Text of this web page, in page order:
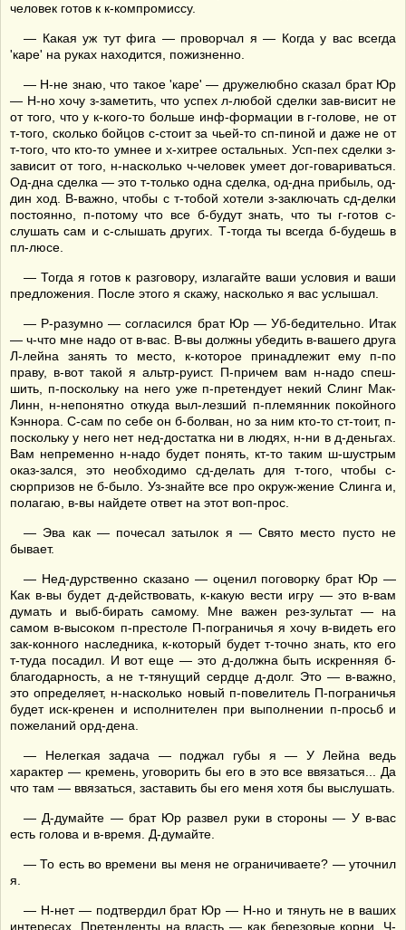
человек готов к к-компромиссу.
— Какая уж тут фига — проворчал я — Когда у вас всегда
'каре' на руках находится, пожизненно.
— Н-не знаю, что такое 'каре' — дружелюбно сказал брат Юр
— Н-но хочу з-заметить, что успех л-любой сделки зав-висит не
от того, что у к-кого-то больше инф-формации в г-голове, не от
т-того, сколько бойцов с-стоит за чьей-то сп-пиной и даже не от
т-того, что кто-то умнее и х-хитрее остальных. Усп-пех сделки з-
зависит от того, н-насколько ч-человек умеет дог-говариваться.
Од-дна сделка — это т-только одна сделка, од-дна прибыль, од-
дин ход. В-важно, чтобы с т-тобой хотели з-заключать сд-делки
постоянно, п-потому что все б-будут знать, что ты г-готов с-
слушать сам и с-слышать других. Т-тогда ты всегда б-будешь в
пл-люсе.
— Тогда я готов к разговору, излагайте ваши условия и ваши
предложения. После этого я скажу, насколько я вас услышал.
— Р-разумно — согласился брат Юр — Уб-бедительно. Итак
— ч-что мне надо от в-вас. В-вы должны убедить в-вашего друга
Л-лейна занять то место, к-которое принадлежит ему п-по
праву, в-вот такой я альтр-руист. П-причем вам н-надо спеш-
шить, п-поскольку на него уже п-претендует некий Слинг Мак-
Линн, н-непонятно откуда выл-лезший п-племянник покойного
Кэннора. С-сам по себе он б-болван, но за ним кто-то ст-тоит, п-
поскольку у него нет нед-достатка ни в людях, н-ни в д-деньгах.
Вам непременно н-надо будет понять, кт-то таким ш-шустрым
оказ-зался, это необходимо сд-делать для т-того, чтобы с-
сюрпризов не б-было. Уз-знайте все про окруж-жение Слинга и,
полагаю, в-вы найдете ответ на этот воп-прос.
— Эва как — почесал затылок я — Свято место пусто не
бывает.
— Нед-дурственно сказано — оценил поговорку брат Юр —
Как в-вы будет д-действовать, к-какую вести игру — это в-вам
думать и выб-бирать самому. Мне важен рез-зультат — на
самом в-высоком п-престоле П-пограничья я хочу в-видеть его
зак-конного наследника, к-который будет т-точно знать, кто его
т-туда посадил. И вот еще — это д-должна быть искренняя б-
благодарность, а не т-тянущий сердце д-долг. Это — в-важно,
это определяет, н-насколько новый п-повелитель П-пограничья
будет иск-кренен и исполнителен при выполнении п-просьб и
пожеланий орд-дена.
— Нелегкая задача — поджал губы я — У Лейна ведь
характер — кремень, уговорить бы его в это все ввязаться... Да
что там — ввязаться, заставить бы его меня хотя бы выслушать.
— Д-думайте — брат Юр развел руки в стороны — У в-вас
есть голова и в-время. Д-думайте.
— То есть во времени вы меня не ограничиваете? — уточнил
я.
— Н-нет — подтвердил брат Юр — Н-но и тянуть не в ваших
интересах. Претенденты на власть — как березовые корни. Ч-